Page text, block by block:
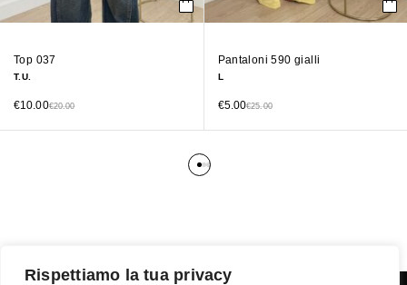
Rispettiamo la tua privacy
Top 037
T.U.
€20.00
€10.00
Pantaloni 590 gialli
L
€25.00
€5.00